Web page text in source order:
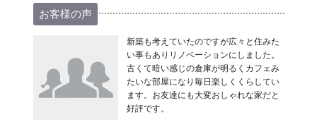
お客様の声
新築も考えていたのですが広々と住みた
い事もありリノベーションにしました。
古くて暗い感じの倉庫が明るくカフェみ
たいな部屋になり毎日楽しくくらしてい
ます。お友達にも大変おしゃれな家だと
好評です。